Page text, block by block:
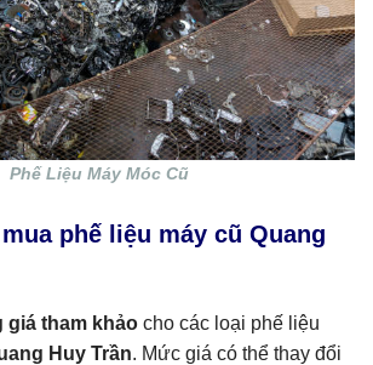
Phế Liệu Máy Móc Cũ
phế liệu máy cũ Quang
giá tham khảo cho các loại phế liệu
Huy Trần. Mức giá có thể thay đổi